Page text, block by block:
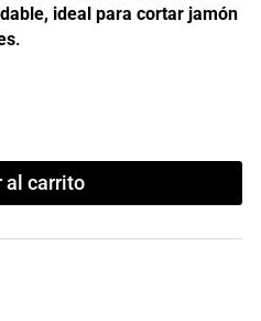
ideal para cortar jamón
.
al carrito